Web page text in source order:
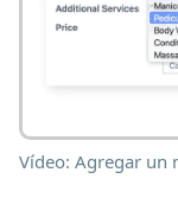
Vídeo: Agregar un